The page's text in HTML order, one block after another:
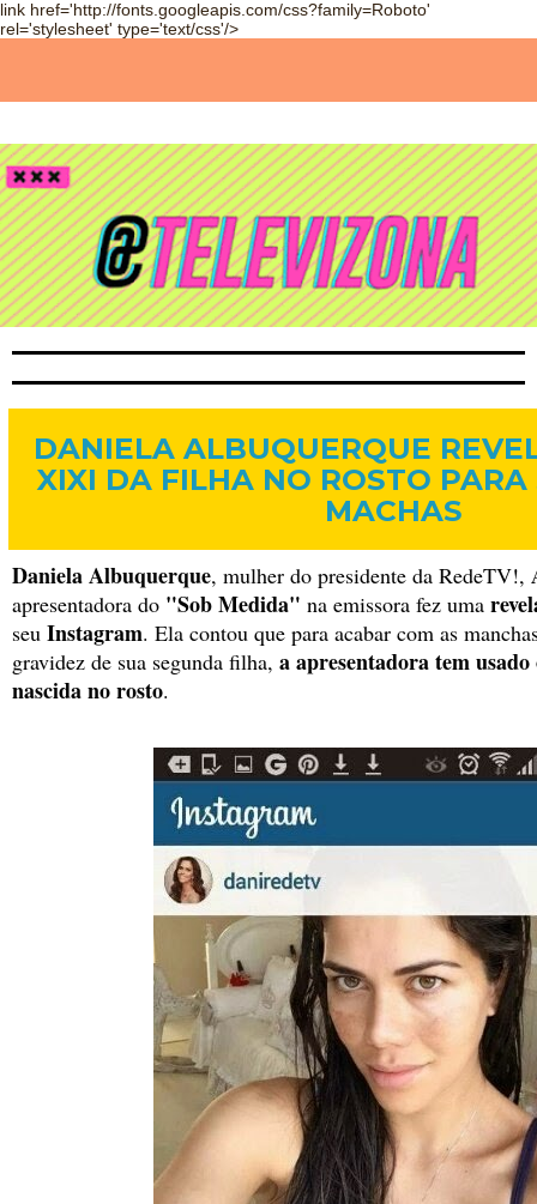
link href='http://fonts.googleapis.com/css?family=Roboto'
rel='stylesheet' type='text/css'/>
DANIELA ALBUQUERQUE
XIXI DA FILHA NO ROSTO PARA
MACHAS
Daniela Albuquerque, mulher do presidente da RedeTV!,
apresentadora do "Sob Medida" na emissora fez uma
seu Instagram. Ela contou que para acabar com as
gravidez de sua segunda filha, aapresentadora tem
nascida no rosto.